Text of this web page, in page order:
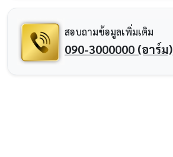
สอบถามข้อมูลเพิ่มเติม
090-3000000 (อาร์ม)